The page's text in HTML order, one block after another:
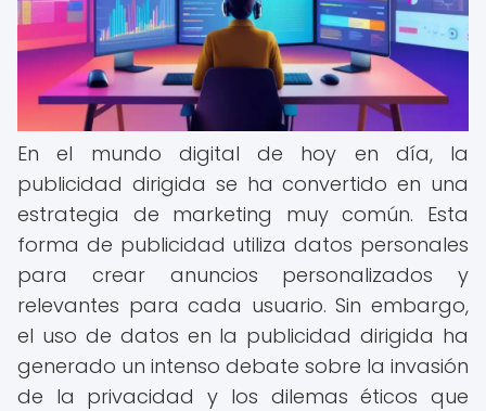
En el mundo digital de hoy en día, la
publicidad dirigida se ha convertido en una
estrategia de marketing muy común. Esta
forma de publicidad utiliza datos personales
para crear anuncios personalizados y
relevantes para cada usuario. Sin embargo,
el uso de datos en la publicidad dirigida ha
generado un intenso debate sobre la invasión
de la privacidad y los dilemas éticos que